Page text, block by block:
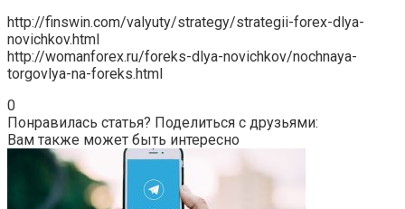
http://finswin.com/valyuty/strategy/strategii-forex-dlya-
novichkov.html
http://womanforex.ru/foreks-dlya-novichkov/nochnaya-
torgovlya-na-foreks.html
0
Понравилась статья? Поделиться с друзьями:
Вам также может быть интересно